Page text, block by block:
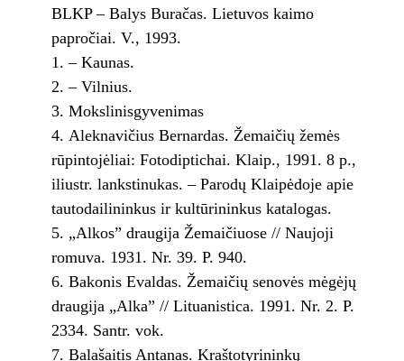
BLKP – Balys Buračas. Lietuvos kaimo
papročiai. V., 1993.
– Kaunas.
– Vilnius.
Mokslinisgyvenimas
Aleknavičius Bernardas. Žemaičių žemės
rūpintojėliai: Fotodiptichai. Klaip., 1991. 8 p.,
iliustr. lankstinukas. – Parodų Klaipėdoje apie
tautodailininkus ir kultūrininkus katalogas.
„Alkos” draugija Žemaičiuose // Naujoji
romuva. 1931. Nr. 39. P. 940.
Bakonis Evaldas. Žemaičių senovės mėgėjų
draugija „Alka” // Lituanistica. 1991. Nr. 2. P.
23­34. Santr. vok.
Balašaitis Antanas. Kraštotyrininkų